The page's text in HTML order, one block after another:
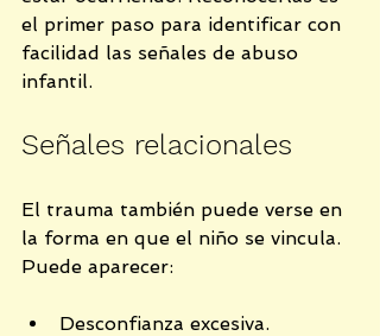
el primer paso para identificar con
facilidad las señales de abuso
infantil.
Señales relacionales
El trauma también puede verse en
la forma en que el niño se vincula.
Puede aparecer:
Desconfianza excesiva.